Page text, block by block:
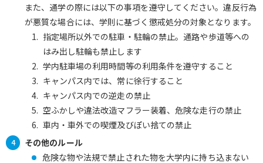
また、通学の際には以下の事項を遵守してください。違反行為
が悪質な場合には、学則に基づく懲戒処分の対象となります。
指定場所以外での駐車・駐輪の禁止。通路や歩道等への
はみ出し駐輪も禁止します
学内駐車場の利用時間等の利用条件を遵守すること
キャンパス内では、常に徐行すること
キャンパス内での逆走の禁止
空ふかしや違法改造マフラー装着、危険な走行の禁止
車内・車外での喫煙及びぽい捨ての禁止
その他のルール
危険な物や法規で禁止された物を大学内に持ち込まない